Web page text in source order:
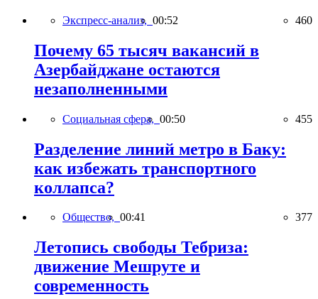
Экспресс-анализ, 00:52 460
Почему 65 тысяч вакансий в
Азербайджане остаются
незаполненными
Социальная сфера, 00:50 455
Разделение линий метро в Баку:
как избежать транспортного
коллапса?
Общество, 00:41 377
Летопись свободы Тебриза:
движение Мешруте и
современность